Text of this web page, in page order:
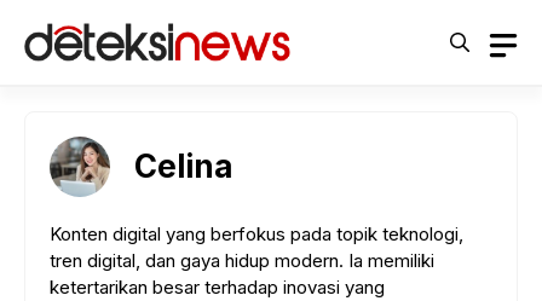
Celina
Konten digital yang berfokus pada topik teknologi,
tren digital, dan gaya hidup modern. Ia memiliki
ketertarikan besar terhadap inovasi yang